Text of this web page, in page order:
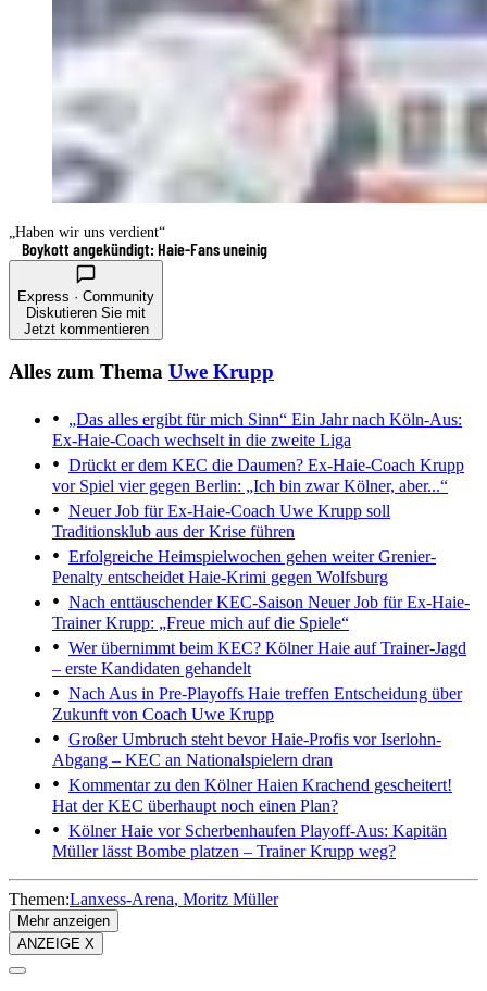
„Haben wir uns verdient“
Boykott angekündigt: Haie-Fans uneinig
Express · Community
Diskutieren Sie mit
Jetzt kommentieren
Alles zum Thema Uwe Krupp
„Das alles ergibt für mich Sinn“ Ein Jahr nach Köln-Aus:
Ex-Haie-Coach wechselt in die zweite Liga
Drückt er dem KEC die Daumen? Ex-Haie-Coach Krupp
vor Spiel vier gegen Berlin: „Ich bin zwar Kölner, aber...“
Neuer Job für Ex-Haie-Coach Uwe Krupp soll
Traditionsklub aus der Krise führen
Erfolgreiche Heimspielwochen gehen weiterGrenier-
Penalty entscheidet Haie-Krimi gegen Wolfsburg
Nach enttäuschender KEC-Saison Neuer Job für Ex-Haie-
Trainer Krupp: „Freue mich auf die Spiele“
Wer übernimmt beim KEC? Kölner Haie auf Trainer-Jagd
– erste Kandidaten gehandelt
Nach Aus in Pre-Playoffs Haie treffen Entscheidung über
Zukunft von Coach Uwe Krupp
Großer Umbruch steht bevorHaie-Profis vor Iserlohn-
Abgang – KEC an Nationalspielern dran
Kommentar zu den Kölner Haien Krachend gescheitert!
Hat der KEC überhaupt noch einen Plan?
Kölner Haie vor Scherbenhaufen Playoff-Aus: Kapitän
Müller lässt Bombe platzen – Trainer Krupp weg?
Themen:Lanxess-Arena Moritz Müller
Mehr anzeigen
ANZEIGE X